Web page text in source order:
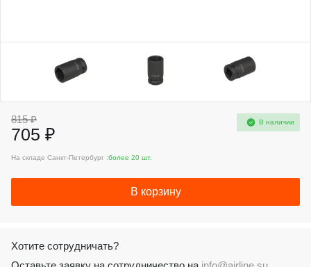
815 ₽
705 ₽
В наличии
На складе Санкт-Петербург :более 20 шт.
В корзину
Хотите сотрудничать?